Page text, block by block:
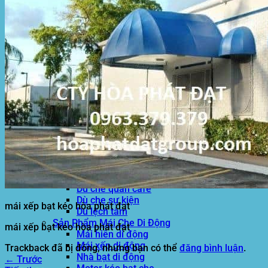
Hòa Phát Đạt
Giới thiệu Hòa Phát Đạt
Sản Phẩm
Sản Phẩm Bạt Che Ngoài Trời
Bạt che nắng mưa
Bạt kéo ngoài trời
Bạt che tự cuốn
Bạt nhựa xanh cam
Bạt sọc 3 màu
Bạt nhựa giá rẻ
Bạt lót ao hồ
Bạt nhựa đen HDPE
Màng chống thấm HDPE
Sản Phẩm Dù Che Ngoài Trời
Dù che nắng
Dù che quán cafe
Dù che sự kiện
Dù lệch tâm
Sản Phẩm Mái Che Di Động
Mái hiên di động
Mái xếp di động
Nhà bạt di động
mái xếp bạt kéo hòa phát đạt
mái xếp bạt kéo hòa phát đạt
Trackback đã bị đóng, nhưng bạn có thể đăng bình luận.
← Trước